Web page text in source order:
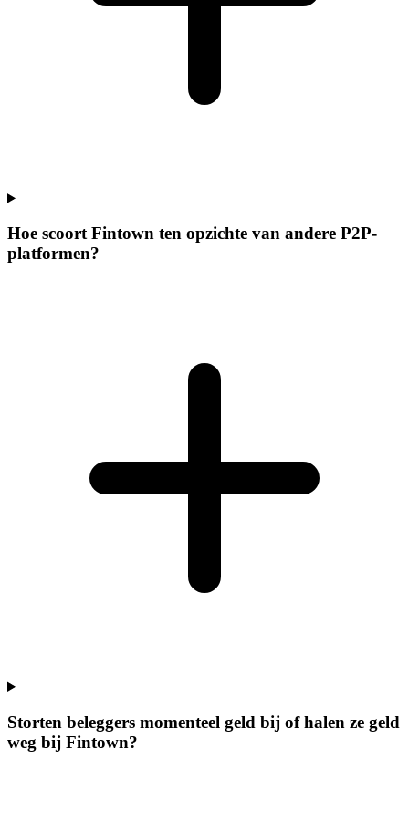
Hoe scoort Fintown ten opzichte van andere P2P-
platformen?
Storten beleggers momenteel geld bij of halen ze geld
weg bij Fintown?